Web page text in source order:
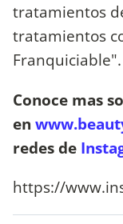
tratamientos
tratamientos
Franquiciable".
Conoce mas
en
redes de
https://